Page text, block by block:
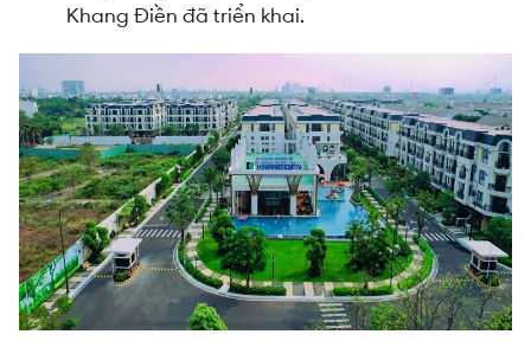
Khang Điền đã triển khai.